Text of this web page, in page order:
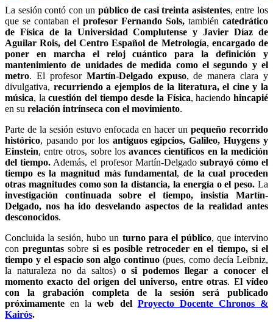
La sesión contó con un público de casi treinta asistentes, entre los
que se contaban el profesor Fernando Sols, también catedrático
de Física de la Universidad Complutense y Javier Díaz de
Aguilar Rois, del Centro Español de Metrología, encargado de
poner en marcha el reloj cuántico para la definición y
mantenimiento de unidades de medida como el segundo y el
metro. El profesor Martín-Delgado expuso, de manera clara y
divulgativa, recurriendo a ejemplos de la literatura, el cine y la
música, la cuestión del tiempo desde la Física, haciendohincapié
en su relación intrínseca con el movimiento.
Parte de la sesión estuvo enfocada en hacer un pequeño recorrido
histórico, pasando por los antiguos egipcios, Galileo, Huygens y
Einstein, entre otros, sobre losavances científicos en la medición
del tiempo. Además, el profesor Martín-Delgadosubrayó cómo el
tiempo es la magnitud más fundamental,de la cual proceden
otras magnitudes como son la distancia, la energía o el peso. La
investigación continuada sobre el tiempo, insistía Martín-
Delgado, nos ha ido desvelando aspectos de la realidad antes
desconocidos.
Concluida la sesión, hubo un turno para el público, que intervino
conpreguntas sobre si es posible retroceder en el tiempo, si el
tiempo y el espacio son algo continuo (pues, como decía Leibniz,
la naturaleza no da saltos) o si podemos llegar a conocer el
momento exacto del origen del universo, entre otras. El vídeo
con la grabación completa de la sesión será publicado
próximamenteen la web del Proyecto Docente Chronos &
Kairós.